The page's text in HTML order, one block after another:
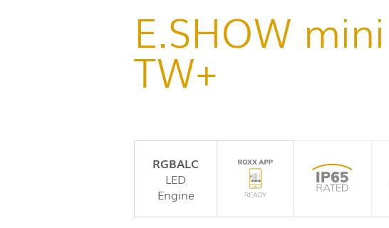
E.SHOW mini
TW+
RGBALC
LED
Engine